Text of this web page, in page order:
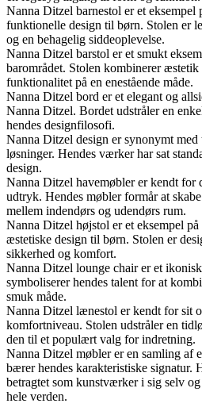
Nanna Ditzel barnestol er et eksempel
funktionelle design til børn. Stolen er
og en behagelig siddeoplevelse.
Nanna Ditzel barstol er et smukt
barområdet. Stolen kombinerer
funktionalitet på en enestående måde.
Nanna Ditzel bord er et elegant og
Nanna Ditzel. Bordet udstråler en
hendes designfilosofi.
Nanna Ditzel design er synonymt
løsninger. Hendes værker har sat
design.
Nanna Ditzel havemøbler er kendt for
udtryk. Hendes møbler formår at
mellem indendørs og udendørs rum.
Nanna Ditzel højstol er et eksempel
æstetiske design til børn. Stolen er
sikkerhed og komfort.
Nanna Ditzel lounge chair er et
symboliserer hendes talent for at
smuk måde.
Nanna Ditzel lænestol er kendt for sit
komfortniveau. Stolen udstråler en
den til et populært valg for indretning.
Nanna Ditzel møbler er en samling af
bærer hendes karakteristiske signatur.
betragtet som kunstværker i sig selv
hele verden.